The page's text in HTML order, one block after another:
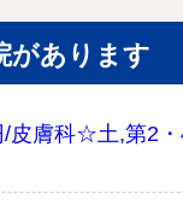
があります
膚科☆土,第2